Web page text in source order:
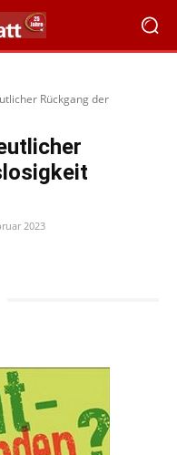
Rückgang der
2023